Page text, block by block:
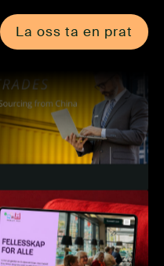
La oss ta en prat